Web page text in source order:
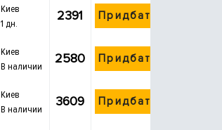
Киев
1 дн.
2391 Придбати
Киев
В наличии
2580 Придбати
Киев
В наличии
3609 Придбати